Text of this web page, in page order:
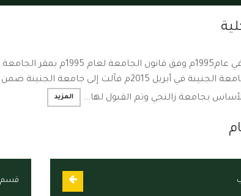
بها حتى قيام جامعة الجنينة في أبريل 2015م
بجامعة زالنجي وتم القبول لها...
المزيد
قسم